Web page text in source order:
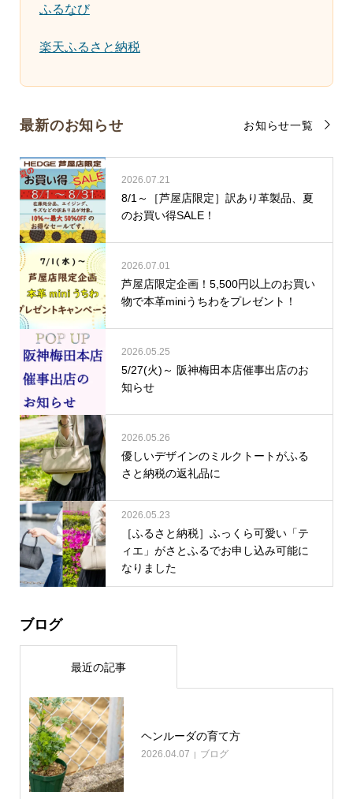
ふるなび
楽天ふるさと納税
最新のお知らせ お知らせ一覧
2026.07.21
8/1～［芦屋店限定］訳あり革製品、夏
のお買い得SALE！
2026.07.01
芦屋店限定企画！5,500円以上のお買い
物で本革miniうちわをプレゼント！
2026.05.25
5/27(火)～ 阪神梅田本店催事出店のお
知らせ
2026.05.26
優しいデザインのミルクトートがふる
さと納税の返礼品に
2026.05.23
［ふるさと納税］ふっくら可愛い「テ
ィエ」がさとふるでお申し込み可能に
なりました
ブログ
最近の記事
ヘンルーダの育て方
2026.04.07 ブログ